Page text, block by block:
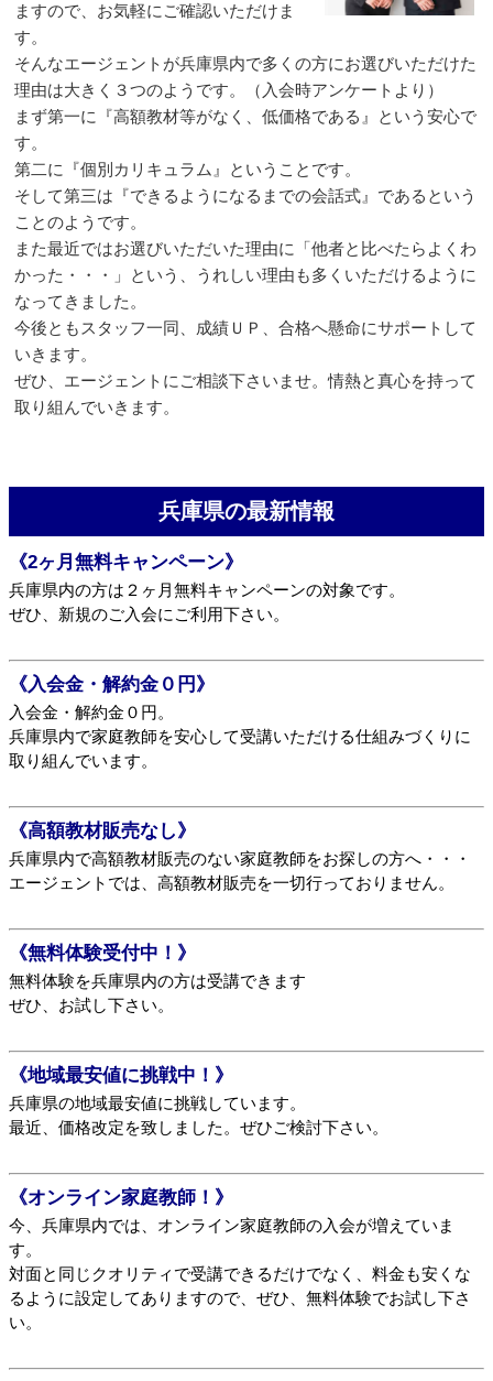
ますので、お気軽にご確認いただけま
す。
そんなエージェントが兵庫県内で多くの方にお選びいただけた
理由は大きく３つのようです。（入会時アンケートより）
まず第一に『高額教材等がなく、低価格である』という安心で
す。
第二に『個別カリキュラム』ということです。
そして第三は『できるようになるまでの会話式』であるという
ことのようです。
また最近ではお選びいただいた理由に「他者と比べたらよくわ
かった・・・」という、うれしい理由も多くいただけるように
なってきました。
今後ともスタッフ一同、成績ＵＰ、合格へ懸命にサポートして
いきます。
ぜひ、エージェントにご相談下さいませ。情熱と真心を持って
取り組んでいきます。
兵庫県の最新情報
《2ヶ月無料キャンペーン》
兵庫県内の方は２ヶ月無料キャンペーンの対象です。
ぜひ、新規のご入会にご利用下さい。
《入会金・解約金０円》
入会金・解約金０円。
兵庫県内で家庭教師を安心して受講いただける仕組みづくりに
取り組んでいます。
《高額教材販売なし》
兵庫県内で高額教材販売のない家庭教師をお探しの方へ・・・
エージェントでは、高額教材販売を一切行っておりません。
《無料体験受付中！》
無料体験を兵庫県内の方は受講できます
ぜひ、お試し下さい。
《地域最安値に挑戦中！》
兵庫県の地域最安値に挑戦しています。
最近、価格改定を致しました。ぜひご検討下さい。
《オンライン家庭教師！》
今、兵庫県内では、オンライン家庭教師の入会が増えていま
す。
対面と同じクオリティで受講できるだけでなく、料金も安くな
るように設定してありますので、ぜひ、無料体験でお試し下さ
い。